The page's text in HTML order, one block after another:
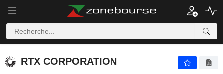
RTX CORPORATION
RTX CORPORATION